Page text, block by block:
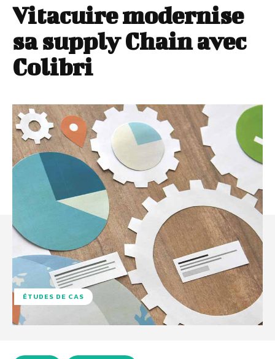
Vitacuire modernise
sa supply Chain avec
Colibri
ÉTUDES DE CAS